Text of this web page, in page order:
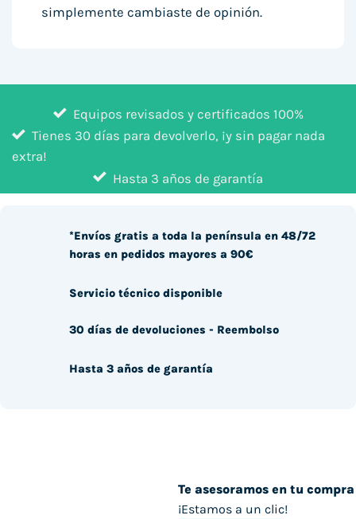
simplemente cambiaste de opinión.
Equipos revisados y certificados 100%
Tienes 30 días para devolverlo, ¡y sin pagar nada
extra!
Hasta 3 años de garantía
Te asesoramos en tu compra
¡Estamos a un clic!
*Envíos gratis a toda la península en 48/72
horas en pedidos mayores a 90€
Servicio técnico disponible
30 días de devoluciones - Reembolso
Hasta 3 años de garantía